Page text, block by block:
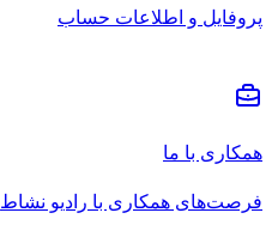
پروفایل و اطلاعات حساب
همکاری با ما
فرصت‌های همکاری با رادیو نشاط